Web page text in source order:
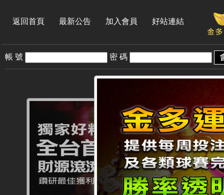
返回首頁 最新公告 加入會員 好站連結
帳 號 密 碼